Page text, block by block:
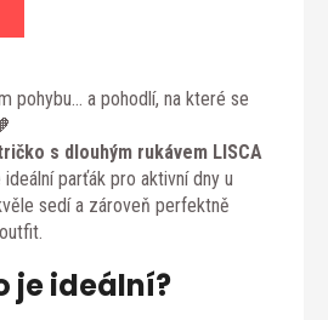
pohybu… a pohodlí, na které se
s dlouhým rukávem LISCA
ideální parťák pro aktivní dny u
sedí a zároveň perfektně
je ideální?